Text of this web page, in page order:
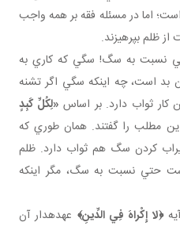
اما در مسئله فقه بر همه واجب
ظلم بپرهيزند.
نسبت به سگ! سگي که کاري به
بد است، چه اينکه سگي اگر تشنه
کار ثواب دارد. بر اساس «لِكُلِّ كَبِدٍ
مطلب را گفتند. همان طوري که
کردن سگ هم ثواب دارد. ظلم
حتي نسبت به سگ، مگر اينکه
﴿لا إِكْراهَ فِي الدِّينِ﴾ عهده دار آن